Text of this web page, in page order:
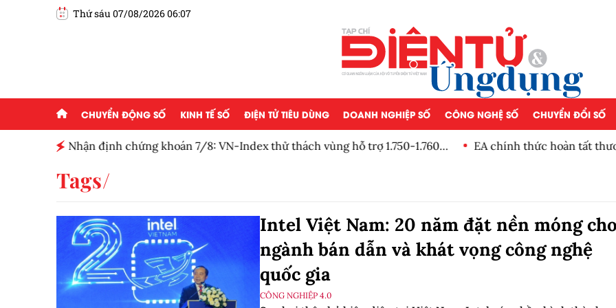
Thứ sáu 07/08/2026 06:07
CHUYỂN ĐỘNG SỐ KINH TẾ SỐ ĐIỆN TỬ TIÊU DÙNG DOANH NGHIỆP SỐ CÔNG NGHỆ SỐ CHUYỂN ĐỔI SỐ
Nhận định chứng khoán 7/8: VN-Index thử thách vùng hỗ trợ 1.750-1.760
EA chính thức hoàn tất
Tags
Intel Việt Nam: 20 năm đặt nền móng cho
ngành bán dẫn và khát vọng công nghệ
quốc gia
CÔNG NGHIỆP 4.0